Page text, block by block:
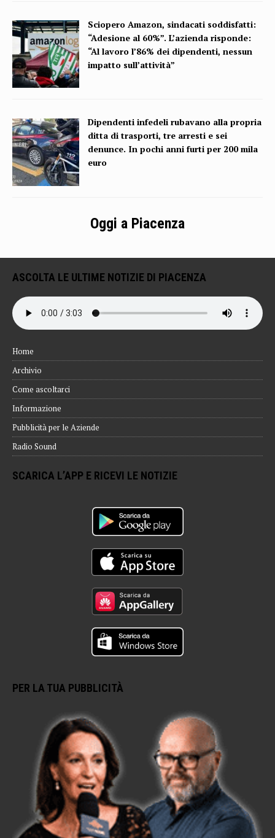
Sciopero Amazon, sindacati soddisfatti:
“Adesione al 60%”. L’azienda risponde:
“Al lavoro l’86% dei dipendenti, nessun
impatto sull’attività”
Dipendenti infedeli rubavano alla propria
ditta di trasporti, tre arresti e sei
denunce. In pochi anni furti per 200 mila
euro
Oggi a Piacenza
ASCOLTA LE ULTIME NOTIZIE DI PIACENZA
Home
Archivio
Come ascoltarci
Informazione
Pubblicità per le Aziende
Radio Sound
SCARICA L’APP E RICEVI LE NOTIZIE
PER LA TUA PUBBLICITÀ